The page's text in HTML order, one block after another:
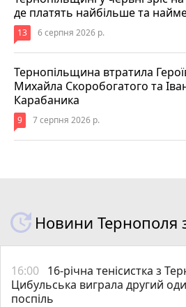
де платять найбільше та
13 6 серпня 2026 р.
Тернопільщина втратила
Михайла Скоробогатого та
Карабаника
9 7 серпня 2026 р.
Новини Тернополя
16:00 16-річна тенісистка з
Цибульська виграла другий
поспіль